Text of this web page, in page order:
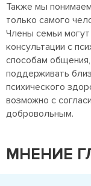
Также мы
только самого
Члены семьи
консультации с
способам общения,
поддерживать
психического
возможно с
добровольным.
МНЕНИЕ